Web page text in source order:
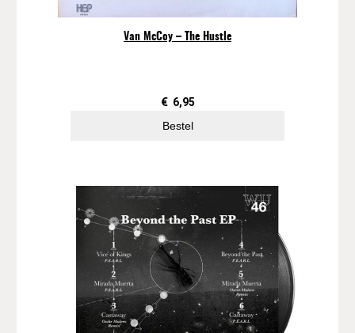
Van McCoy – The Hustle
€ 6,95
Bestel